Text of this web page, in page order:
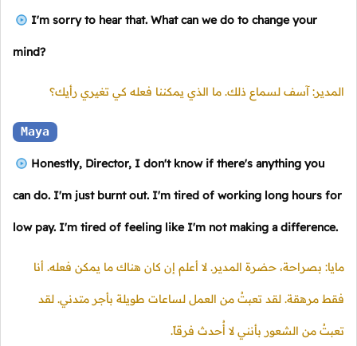
I'm sorry to hear that. What can we do to change your
mind?
المدير: آسف لسماع ذلك. ما الذي يمكننا فعله كي تغيري رأيك؟
Maya
Honestly, Director, I don't know if there's anything you
can do. I'm just burnt out. I'm tired of working long hours for
low pay. I'm tired of feeling like I'm not making a difference.
مايا: بصراحة، حضرة المدير. لا أعلم إن كان هناك ما يمكن فعله. أنا
فقط مرهقة. لقد تعبتُ من العمل لساعات طويلة بأجر متدني. لقد
تعبتُ من الشعور بأنني لا أُحدث فرقاً.